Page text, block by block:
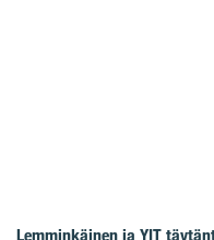
Lemminkäinen ja YIT